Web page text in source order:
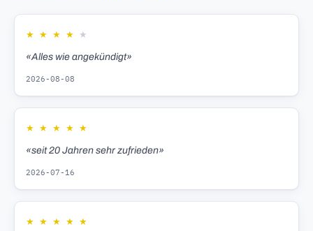
★ ★ ★ ★ ★
«Alles wie angekündigt»
2026-08-08
★ ★ ★ ★ ★
«seit 20 Jahren sehr zufrieden»
2026-07-16
★ ★ ★ ★ ★